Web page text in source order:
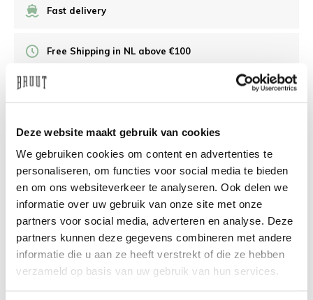
Deze website maakt gebruik van cookies
We gebruiken cookies om content en advertenties te
personaliseren, om functies voor social media te bieden
en om ons websiteverkeer te analyseren. Ook delen we
informatie over uw gebruik van onze site met onze
partners voor social media, adverteren en analyse. Deze
partners kunnen deze gegevens combineren met andere
informatie die u aan ze heeft verstrekt of die ze hebben
verzameld op basis van uw gebruik van hun services.
Fast delivery
Free Shipping in NL above €100
/10 on Feedback Company
Need help?We're glad to help
About this product
Shipment and returns